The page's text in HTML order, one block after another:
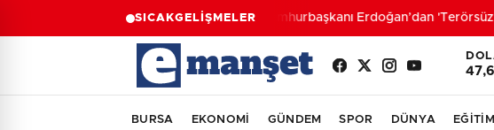
SICAKGELİŞMELERCumhurbaşkanı Erdoğan’dan 'Terörsüz
BURSA EKONOMİ GÜNDEM SPOR DÜNYA EĞİTİM